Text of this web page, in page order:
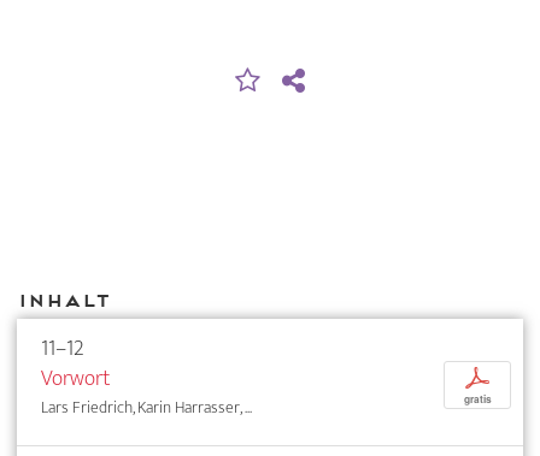
Inhalt
11–12
Vorwort
Lars Friedrich, Karin Harrasser, ...
p
gratis